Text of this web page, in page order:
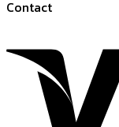
Contact